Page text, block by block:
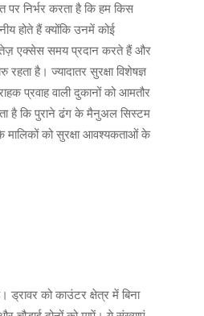
निर्भर करता है कि हम किस
होते हैं क्योंकि उनमें कोई
तेज़ एक्सेस समय प्रदान करते हैं और
है। ज्यादातर सुरक्षा विशेषज्ञ
प्रवाह वाली दुकानों को आमतौर
है कि पुराने ढंग के मैनुअल सिस्टम
को सुरक्षा आवश्यकताओं के
को काउंटर क्षेत्र में बिना